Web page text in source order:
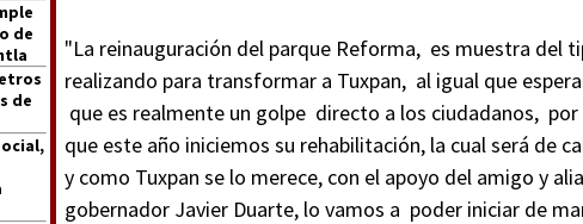
de
de
"La reinauguración del parque Reforma, es muestra del
realizando para transformar a Tuxpan, al igual que
que es realmente un golpe directo a los ciudadanos,
que este año iniciemos su rehabilitación, la cual será de
y como Tuxpan se lo merece, con el apoyo del amigo y
gobernador Javier Duarte, lo vamos a poder iniciar de